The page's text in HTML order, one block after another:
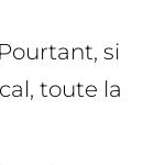
si
toute la